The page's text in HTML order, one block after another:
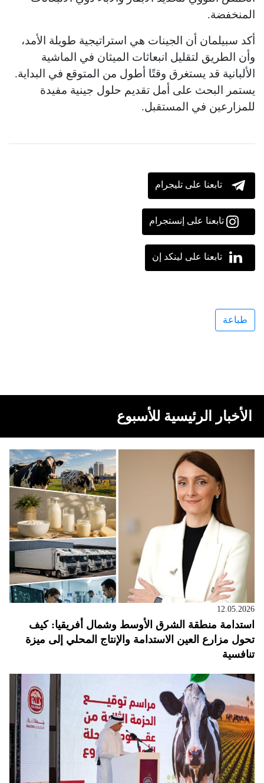
المنخفضة.
أكد سبيلمان أن الجينات هي استراتيجية طويلة الأمد،
وأن الطريق لتقليل انبعاثات الميثان في الماشية
الألبانية قد يستغرق وقتًا أطول من المتوقع في البداية.
يستمر البحث على أمل تقديم حلول جينية مفيدة
للمزارعين في المستقبل.
تابعنا على تليجرام
تابعنا على إنستجرام
تابعنا على لينكد إن
طباعة
الأخبار الرئيسية للأسبوع
12.05.2026
استدامة منطقة الشرق الأوسط وشمال أفريقيا: كيف
تحول مزارع العين الاستدامة والإنتاج المحلي إلى ميزة
تنافسية